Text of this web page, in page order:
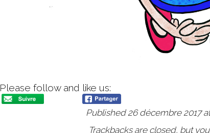
Please follow and like us:
Published 26 décembre 2017
Trackbacks are closed, but